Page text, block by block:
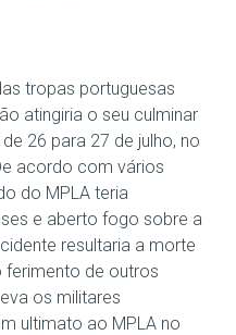
tropas portuguesas
atingiria o seu culminar
26 para 27 de julho, no
acordo com vários
do MPLA teria
e aberto fogo sobre a
resultaria a morte
ferimento de outros
os militares
ultimato ao MPLA no